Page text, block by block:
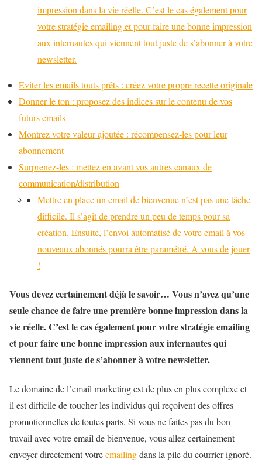
impression dans la vie réelle. C’est le cas également pour
votre stratégie emailing et pour faire une bonne impression
aux internautes qui viennent tout juste de s’abonner à votre
newsletter.
Eviter les emails touts prêts : créez votre propre recette originale
Donner le ton : proposez des indices sur le contenu de vos
futurs emails
Montrez votre valeur ajoutée : récompensez-les pour leur
abonnement
Surprenez-les : mettez en avant vos autres canaux de
communication/distribution
Mettre en place un email de bienvenue n’est pas une tâche
difficile. Il s’agit de prendre un peu de temps pour sa
création. Ensuite, l’envoi automatisé de votre email à vos
nouveaux abonnés pourra être paramétré. A vous de jouer
!
Vous devez certainement déjà le savoir… Vous n’avez qu’une
seule chance de faire une première bonne impression dans la
vie réelle. C’est le cas également pour votre stratégie emailing
et pour faire une bonne impression aux internautes qui
viennent tout juste de s’abonner à votre newsletter.
Le domaine de l’email marketing est de plus en plus complexe et
il est difficile de toucher les individus qui reçoivent des offres
promotionnelles de toutes parts. Si vous ne faites pas du bon
travail avec votre email de bienvenue, vous allez certainement
envoyer directement votreemailingdans la pile du courrier ignoré.